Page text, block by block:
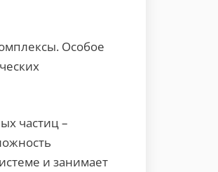
Особое
частиц –
и занимает